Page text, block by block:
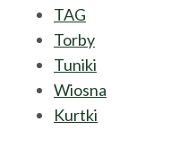
TAG
Torby
Tuniki
Wiosna
Kurtki